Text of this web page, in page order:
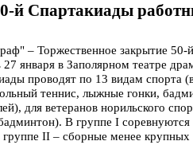
й Спартакиады
– Торжественное закрытие 50-
27 января в Заполярном театре
проводят по 13 видам спорта
теннис, лыжные гонки,
для ветеранов норильского
В группе I
группе II – сборные менее